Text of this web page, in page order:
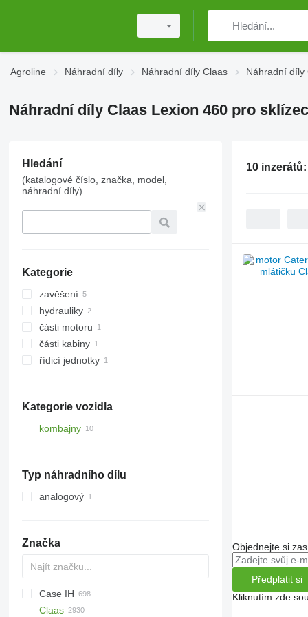
Agroline Náhradní díly Náhradní díly Claas Náhradní díly
Náhradní díly Claas Lexion 460 pro
Hledání
(katalogové číslo, značka, model,
náhradní díly)
Kategorie
zavěšení
pásy
gumové pásy
nápravy
jiné náhradní díly zavěšení
hydrauliky
hydraulické válce
části motoru
motory
části kabiny
obložení
řídicí jednotky
Kategorie vozidla
kombajny
Typ náhradního dílu
analogový
Značka
Case IH
1460
621
C-series
Claas
10 inzerátů:
Objednejte si
Předplatit si
Kliknutím zde